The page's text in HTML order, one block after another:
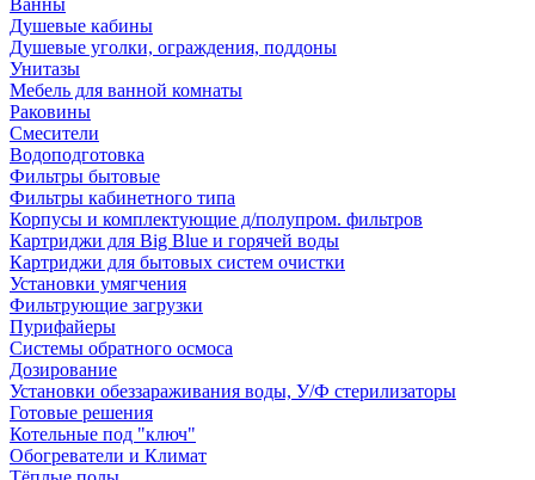
Ванны
Душевые кабины
Душевые уголки, ограждения, поддоны
Унитазы
Мебель для ванной комнаты
Раковины
Смесители
Водоподготовка
Фильтры бытовые
Фильтры кабинетного типа
Корпусы и комплектующие д/полупром. фильтров
Картриджи для Big Blue и горячей воды
Картриджи для бытовых систем очистки
Установки умягчения
Фильтрующие загрузки
Пурифайеры
Системы обратного осмоса
Дозирование
Установки обеззараживания воды, У/Ф стерилизаторы
Готовые решения
Котельные под "ключ"
Обогреватели и Климат